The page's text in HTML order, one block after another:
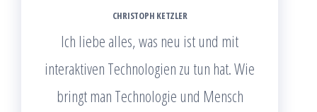
CHRISTOPH KETZLER
Ich liebe alles, was neu ist und mit
interaktiven Technologien zu tun hat. Wie
bringt man Technologie und Mensch